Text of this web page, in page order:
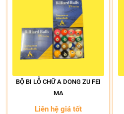
BỘ BI LỖ CHỮ A DONG ZU FEI
MA
Liên hệ giá tốt